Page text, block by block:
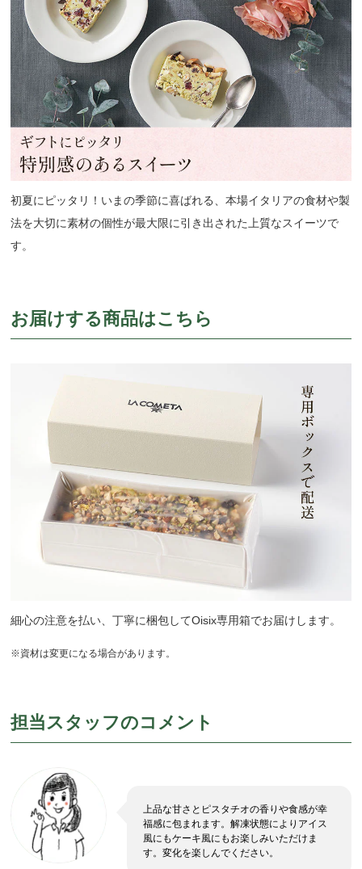
初夏にピッタリ！いまの季節に喜ばれる、本場イタリアの食材や製
法を大切に素材の個性が最大限に引き出された上質なスイーツで
す。
お届けする商品はこちら
細心の注意を払い、丁寧に梱包してOisix専用箱でお届けします。
※資材は変更になる場合があります。
担当スタッフのコメント
上品な甘さとピスタチオの香りや食感が幸
福感に包まれます。解凍状態によりアイス
風にもケーキ風にもお楽しみいただけま
す。変化を楽しんでください。